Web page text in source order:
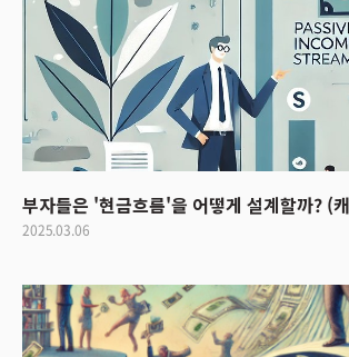
부자들은 '현금흐름'을 어떻게 설계할까? (
2025.03.06